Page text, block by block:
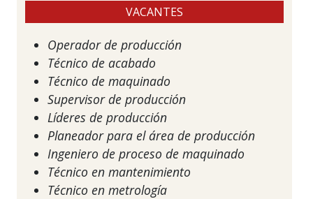
VACANTES
Operador de producción
Técnico de acabado
Técnico de maquinado
Supervisor de producción
Líderes de producción
Planeador para el área de producción
Ingeniero de proceso de maquinado
Técnico en mantenimiento
Técnico en metrología